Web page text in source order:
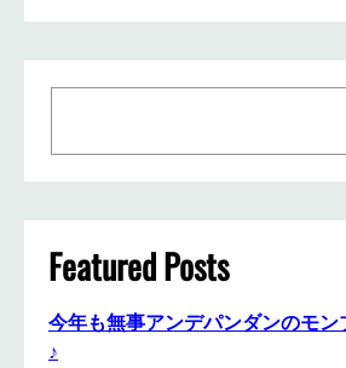
a
r
c
h
Featured Posts
今年も無事アンデパンダンのモ
♪